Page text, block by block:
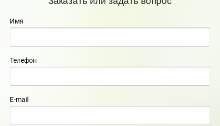
Имя
Телефон
E-mail